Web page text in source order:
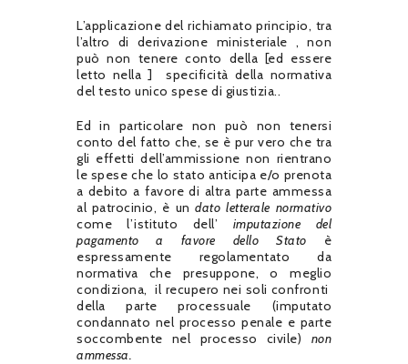
L’applicazione del richiamato principio, tra
l’altro di derivazione ministeriale , non
può non tenere conto della [ed essere
letto nella ] specificità della normativa
del testo unico spese di giustizia..
Ed in particolare non può non tenersi
conto del fatto che, se è pur vero che tra
gli effetti dell’ammissione non rientrano
le spese che lo stato anticipa e/o prenota
a debito a favore di altra parte ammessa
al patrocinio, è undato letterale normativo
come l’istituto dell’ imputazione del
pagamento a favore dello Stato è
espressamente regolamentato da
normativa che presuppone, o meglio
condiziona, il recupero nei soli confronti
della parte processuale (imputato
condannato nel processo penale e parte
soccombente nel processo civile) non
ammessa.